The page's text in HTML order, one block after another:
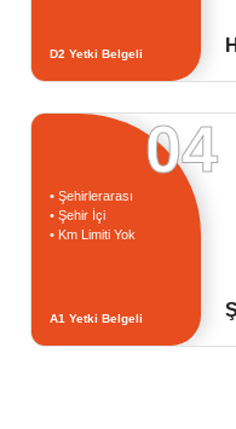
D2 Yetki Belgeli
04
• Şehirlerarası
• Şehir İçi
• Km Limiti Yok
A1 Yetki Belgeli